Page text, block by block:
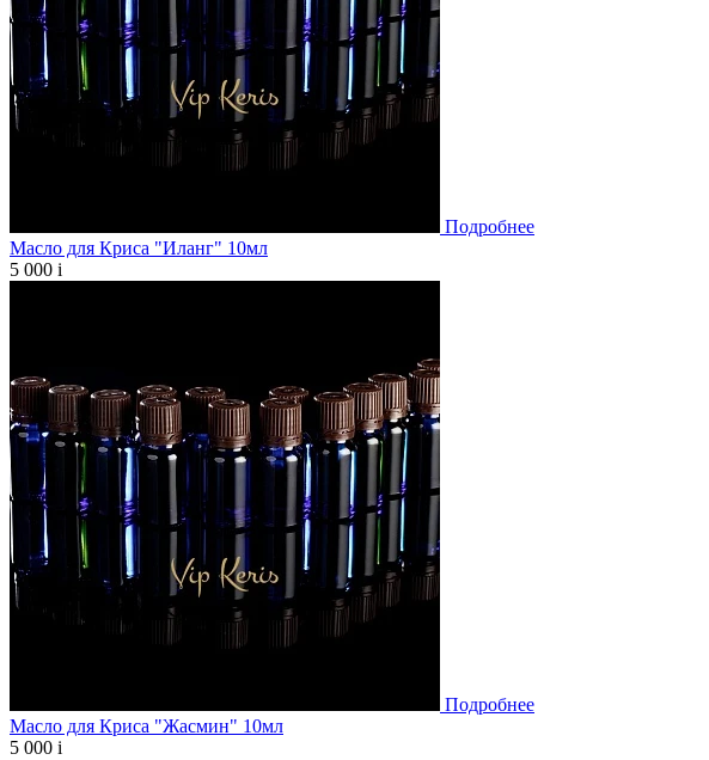
Подробнее
Масло для Криса "Иланг" 10мл
5 000 i
Подробнее
Масло для Криса "Жасмин" 10мл
5 000 i